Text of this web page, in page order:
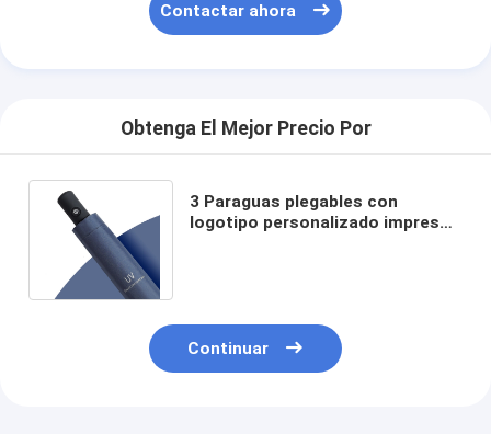
Contactar ahora
Obtenga El Mejor Precio Por
3 Paraguas plegables con
logotipo personalizado impreso
Continuar